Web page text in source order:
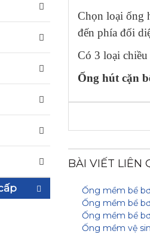
Chọn loại ống
đến phía đối
Có 3 loại chiều
Ống hút cặn
BÀI VIẾT LIÊN
Ống mềm bể
Ống mềm bể
Ống mềm bể
Ống mềm vệ